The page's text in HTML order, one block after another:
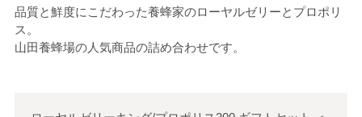
品質と鮮度にこだわった養蜂家のローヤルゼリーとプロポリ
ス。
山田養蜂場の人気商品の詰め合わせです。